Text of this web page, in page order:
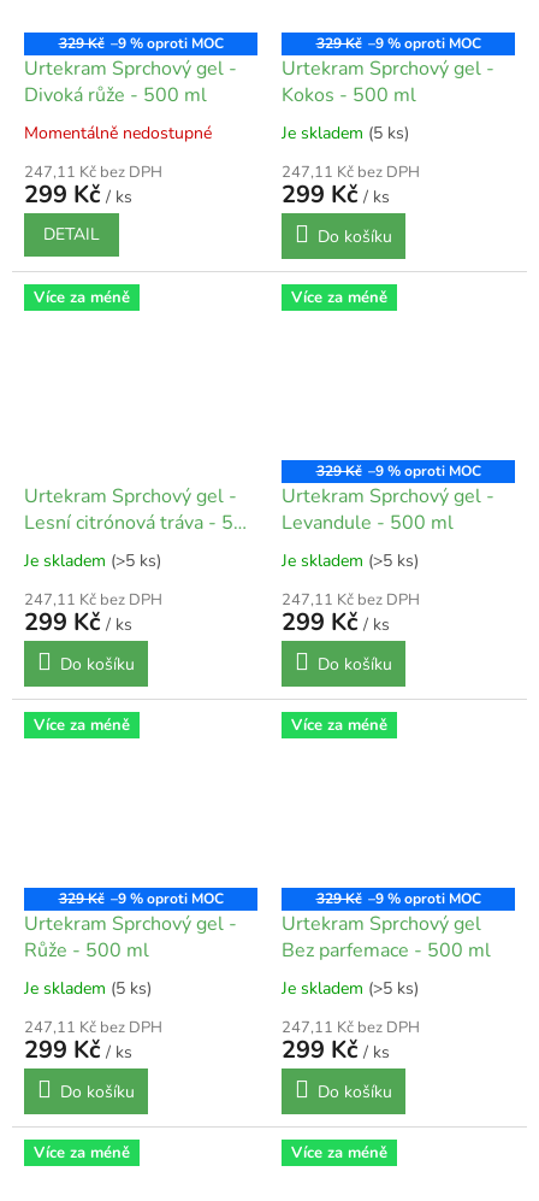
329 Kč –9 %
Urtekram Sprchový gel -
Divoká růže - 500 ml
Momentálně nedostupné
247,11 Kč bez DPH
299 Kč / ks
DETAIL
329 Kč –9 %
Urtekram Sprchový gel -
Kokos - 500 ml
Je skladem (5 ks)
247,11 Kč bez DPH
299 Kč / ks
Do košíku
Více za méně
Urtekram Sprchový gel -
Lesní citrónová tráva - 500
ml
Je skladem (>5 ks)
247,11 Kč bez DPH
299 Kč / ks
Do košíku
Více za méně
329 Kč –9 %
Urtekram Sprchový gel -
Levandule - 500 ml
Je skladem (>5 ks)
247,11 Kč bez DPH
299 Kč / ks
Do košíku
Více za méně
329 Kč –9 %
Urtekram Sprchový gel -
Růže - 500 ml
Je skladem (5 ks)
247,11 Kč bez DPH
299 Kč / ks
Do košíku
Více za méně
329 Kč –9 %
Urtekram Sprchový gel
Bez parfemace - 500 ml
Je skladem (>5 ks)
247,11 Kč bez DPH
299 Kč / ks
Do košíku
Více za méně Více za méně